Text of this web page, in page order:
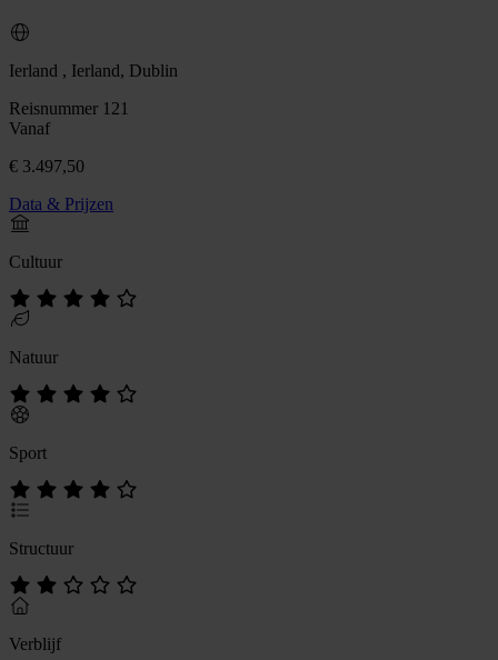
Ierland , Ierland, Dublin
Reisnummer 121
Vanaf
€ 3.497,50
Data & Prijzen
Cultuur
Natuur
Sport
Structuur
Verblijf